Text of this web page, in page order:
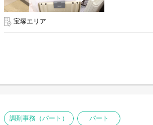
宝塚エリア
調剤事務（パート） パート